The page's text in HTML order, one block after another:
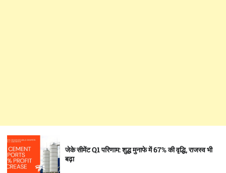
जेके सीमेंट Q1 परिणाम: शुद्ध मुनाफे में 67% की वृद्धि, राजस्व भी
बढ़ा